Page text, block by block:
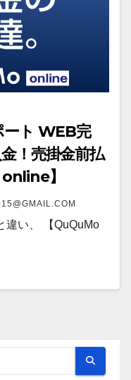
完
！売掛金前払
】
違い、 【QuQuMo